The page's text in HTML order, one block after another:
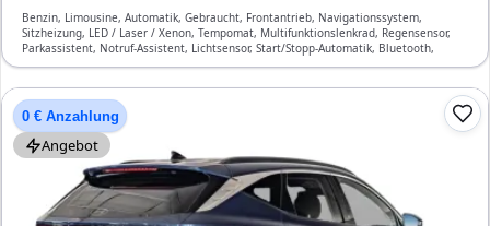
Benzin, Limousine, Automatik, Gebraucht, Frontantrieb, Navigationssystem,
Sitzheizung, LED / Laser / Xenon, Tempomat, Multifunktionslenkrad, Regensensor,
Parkassistent, Notruf-Assistent, Lichtsensor, Start/Stopp-Automatik, Bluetooth,
Freisprecheinrichtung, Verkehrszeichen-Erkennung, ESP, ABS, Klimatisierung, Front-,
0 € Anzahlung
Angebot